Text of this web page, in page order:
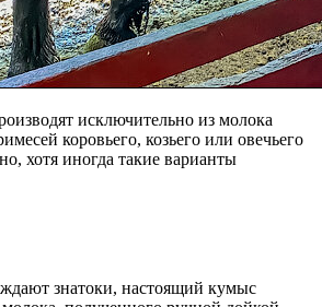
исключительно из молока
коровьего, козьего или овечьего
хотя иногда такие варианты
знатоки, настоящий кумыс